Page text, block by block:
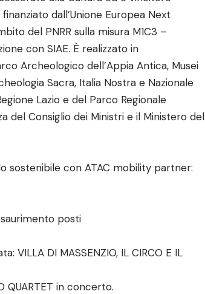
dall’Unione Europea Next
del PNRR sulla misura M1C3 –
con SIAE. È realizzato in
Archeologico dell’Appia Antica, Musei
Sacra, Italia Nostra e Nazionale
Lazio e del Parco Regionale
del Consiglio dei Ministri e il Ministero del
sostenibile con ATAC mobility partner:
posti
VILLA DI MASSENZIO, IL CIRCO E IL
QUARTET in concerto.